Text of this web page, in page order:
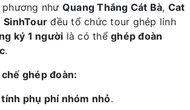
như Quang Thắng Cát Bà, Cat
SinhTour đều tổ chức tour ghép linh
ký 1 người là có thể ghép đoàn
.
ghép đoàn:
phụ phí nhóm nhỏ.